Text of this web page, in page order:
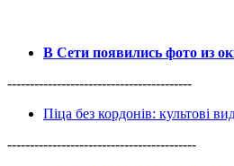
В Сети появились фото из
-----------------------------------------
Піца без кордонів: культові
------------------------------------------